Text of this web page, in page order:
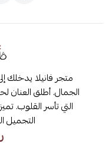
متجر فانيلا يدخلك
الجمال. أطلق
التي تأسر القلوب.
التجميل